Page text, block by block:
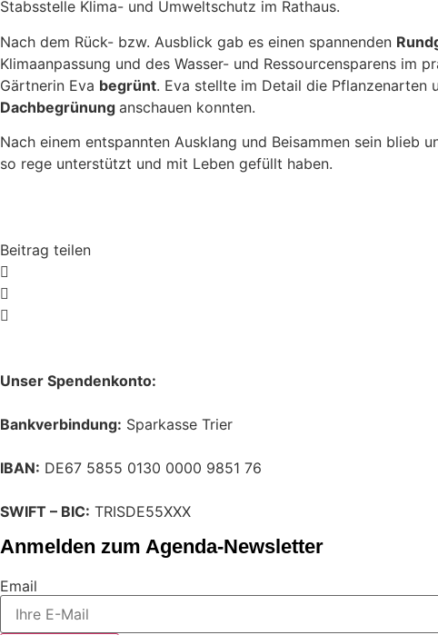
Stabsstelle Klima- und Umweltschutz im Rathaus.
Nach dem Rück- bzw. Ausblick gab es einen spannenden
Klimaanpassung und des Wasser- und Ressourcensparens im
Gärtnerin Eva begrünt. Eva stellte im Detail die Pflanzenarten
Dachbegrünung anschauen konnten.
Nach einem entspannten Ausklang und Beisammen sein blieb
so rege unterstützt und mit Leben gefüllt haben.
Beitrag teilen
Unser Spendenkonto:
Bankverbindung: Sparkasse Trier
IBAN: DE67 5855 0130 0000 9851 76
SWIFT – BIC: TRISDE55XXX
Anmelden zum Agenda-Newsletter
Email